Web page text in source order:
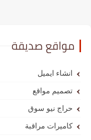
مواقع صديقة
انشاء ايميل
تصميم مواقع
حراج نيو سوق
كاميرات مراقبة